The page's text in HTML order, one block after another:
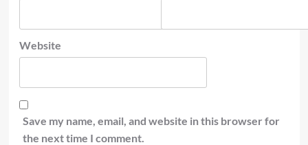
Website
Save my name, email, and website in this browser for
the next time I comment.